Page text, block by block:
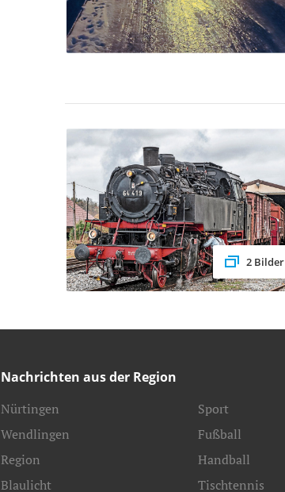
2 Bilder
Nachrichten aus der Region
Nürtingen
Wendlingen
Region
Blaulicht
Sport
Fußball
Handball
Tischtennis